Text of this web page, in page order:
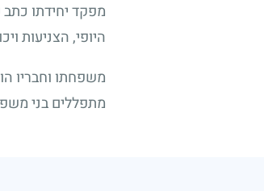
מפקד יחידתו כתב
היופי, הצניעות
משפחתו וחבריו
מתפללים בני